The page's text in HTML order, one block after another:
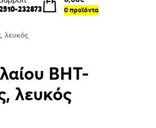
232873
0προϊόντα
λευκός
BHT-
λευκός